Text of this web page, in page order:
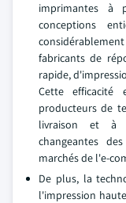
imprimantes à
conceptions
fabricants de
rapide,
Cette
producteurs de
livraison et à
changeantes
marchés de l'e-
De plus, la
l'impression